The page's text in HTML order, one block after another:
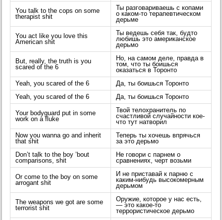
You talk to the cops on some
therapist shit
Ты разговариваешь с копами
о каком-то терапевтическом
дерьме
You act like you love this
American shit
Ты ведешь себя так, будто
любишь это американское
дерьмо
But, really, the truth is you
scared of the 6
Но, на самом деле, правда в
том, что ты боишься
оказаться в Торонто
Yeah, you scared of the 6
Да, ты боишься Торонто
Yeah, you scared of the 6
Да, ты боишься Торонто
Your bodyguard put in some
work on a fluke
Твой телохранитель по
счастливой случайности кое-
что тут натворил
Now you wanna go and inherit
that shit
Теперь ты хочешь впрячься
за это дерьмо
Don’t talk to the boy ’bout
comparisons, shit
Не говори с парнем о
сравнениях, черт возьми
Or come to the boy on some
arrogant shit
И не приставай к парню с
каким-нибудь высокомерным
дерьмом
The weapons we got are some
terrorist shit
Оружие, которое у нас есть,
— это какое-то
террористическое дерьмо